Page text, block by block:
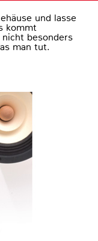
und lasse
kommt
besonders
man tut.